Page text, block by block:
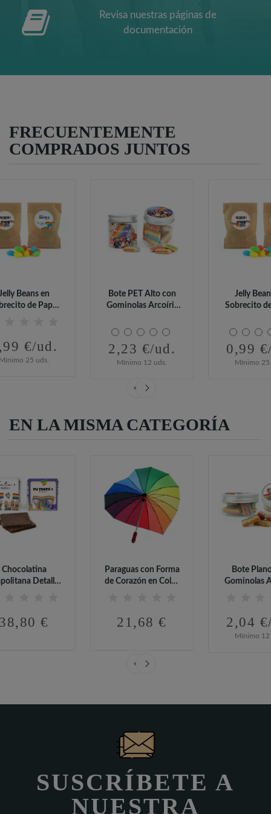
Revisa nuestras páginas de
documentación
FRECUENTEMENTE
COMPRADOS JUNTOS
Beans en
de Papel
€/ud.
25 uds.
Bote PET Alto con
Gominolas Arcoíris
2,23 €/ud.
Mínimo 12 uds.
Jelly
Sobrecito
0,99
Mínimo 25
EN LA MISMA CATEGORÍA
Chocolatina
Detalle
€
Paraguas con Forma
de Corazón en Color
21,68 €
Bote
Gominolas
2,04
Mínimo 12
SUSCRÍBETE A
NUESTRA